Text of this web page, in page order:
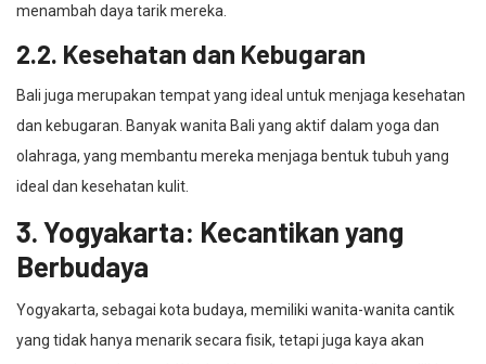
menambah daya tarik mereka.
2.2. Kesehatan dan Kebugaran
Bali juga merupakan tempat yang ideal untuk menjaga kesehatan
dan kebugaran. Banyak wanita Bali yang aktif dalam yoga dan
olahraga, yang membantu mereka menjaga bentuk tubuh yang
ideal dan kesehatan kulit.
3. Yogyakarta: Kecantikan yang
Berbudaya
Yogyakarta, sebagai kota budaya, memiliki wanita-wanita cantik
yang tidak hanya menarik secara fisik, tetapi juga kaya akan